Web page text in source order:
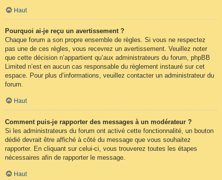
Haut
Pourquoi ai-je reçu un avertissement ?
Chaque forum a son propre ensemble de règles. Si vous ne respectez
pas une de ces règles, vous recevrez un avertissement. Veuillez noter
que cette décision n’appartient qu’aux administrateurs du forum, phpBB
Limited n’est en aucun cas responsable du règlement instauré sur cet
espace. Pour plus d’informations, veuillez contacter un administrateur du
forum.
Haut
Comment puis-je rapporter des messages à un modérateur ?
Si les administrateurs du forum ont activé cette fonctionnalité, un bouton
dédié devrait être affiché à côté du message que vous souhaitez
rapporter. En cliquant sur celui-ci, vous trouverez toutes les étapes
nécessaires afin de rapporter le message.
Haut